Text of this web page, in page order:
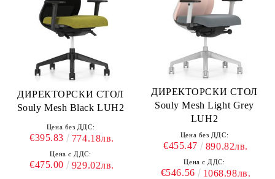
ДИРЕКТОРСКИ СТОЛ
Souly Mesh Black LUH2
Цена без ДДС:
€395.83 774.18лв.
Цена с ДДС:
€475.00 929.02лв.
ДИРЕКТОРСКИ СТОЛ
Souly Mesh Light Grey
LUH2
Цена без ДДС:
€455.47 890.82лв.
Цена с ДДС:
€546.56 1068.98лв.